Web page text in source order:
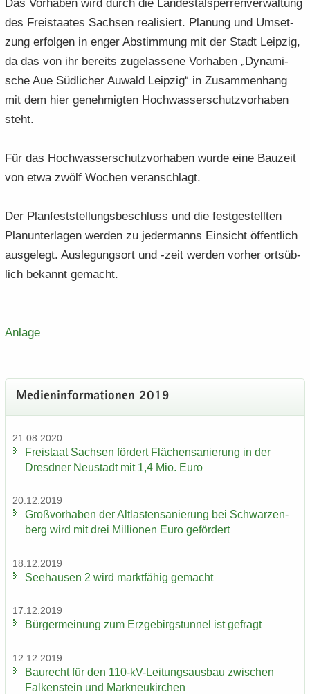
Das Vor­ha­ben wird durch die Lan­des­tal­sper­ren­ver­wal­tung
des Frei­staa­tes Sach­sen rea­li­siert. Pla­nung und Um­set­
zung er­fol­gen in enger Ab­stim­mung mit der Stadt Leip­zig,
da das von ihr be­reits zu­ge­las­se­ne Vor­ha­ben „Dy­na­mi­
sche Aue Süd­li­cher Au­wald Leip­zig“ in Zu­sam­men­hang
mit dem hier ge­neh­mig­ten Hoch­was­ser­schutz­vor­ha­ben
steht.
Für das Hoch­was­ser­schutz­vor­ha­ben wurde eine Bau­zeit
von etwa zwölf Wo­chen ver­an­schlagt.
Der Plan­fest­stel­lungs­be­schluss und die fest­ge­stell­ten
Plan­un­ter­la­gen wer­den zu je­der­manns Ein­sicht öf­fent­lich
aus­ge­legt. Aus­le­gungs­ort und -zeit wer­den vor­her orts­üb­
lich be­kannt ge­macht.
An­la­ge
Me­di­en­in­for­ma­tio­nen 2019
21.08.2020
Frei­staat Sach­sen för­dert Flä­chen­sa­nie­rung in der
Dresd­ner Neu­stadt mit 1,4 Mio. Euro
20.12.2019
Groß­vor­ha­ben der Alt­las­ten­sa­nie­rung bei Schwar­zen­
berg wird mit drei Mil­lio­nen Euro ge­för­dert
18.12.2019
See­hau­sen 2 wird markt­fä­hig ge­macht
17.12.2019
Bür­ger­mei­nung zum Erz­ge­birgs­tun­nel ist ge­fragt
12.12.2019
Bau­recht für den 110-​kV-Leitungsausbau zwi­schen
Fal­ken­stein und Mark­neu­kir­chen